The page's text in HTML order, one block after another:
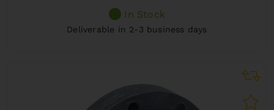
In Stock
Deliverable in 2-3 business days